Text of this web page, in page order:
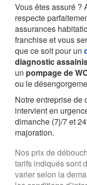
Vous êtes assuré ?
respecte
assurances
franchise et vous
que ce soit pour un
diagnostic
un pompage de
ou le
Notre entreprise de
intervient en
dimanche (7j/7 et
majoration.
Nos prix de
tarifs indiqués sont
varier selon la